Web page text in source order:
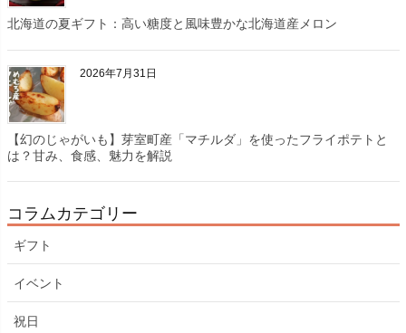
北海道の夏ギフト：高い糖度と風味豊かな北海道産メロン
2026年7月31日
【幻のじゃがいも】芽室町産「マチルダ」を使ったフライポテトと
は？甘み、食感、魅力を解説
コラムカテゴリー
ギフト
イベント
祝日